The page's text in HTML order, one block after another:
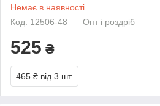
Немає в наявності
Код: 12506-48
Опт і роздріб
525 ₴
465 ₴ від 3 шт.